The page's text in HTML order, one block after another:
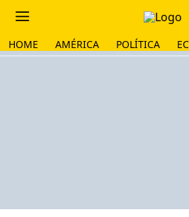
HOME AMÉRICA POLÍTICA